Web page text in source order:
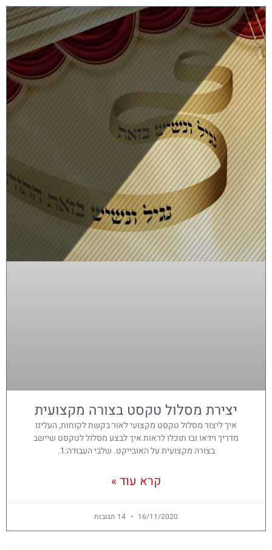
יצירת מסלול טקסט בצורה מקצועית
איך ליצור מסלול טקסט מקצועי לאור בקשת לקוחות, העלינו
מדריך וידאו ובו תוכלו לראות איך לבצע מסלול לטקסט שיישב
בצורה מקצועית על האובייקט. שלבי העבודה:1.
קרא עוד »
16/11/2020